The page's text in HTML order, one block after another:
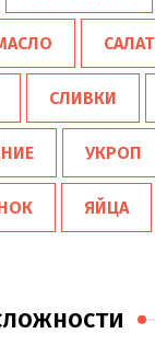
САЛАТ
СЛИВКИ
УКРОП
ЯЙЦА